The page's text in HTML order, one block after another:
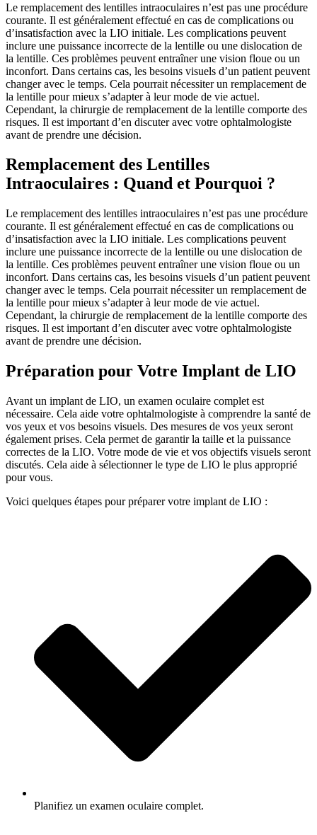
Le remplacement des lentilles intraoculaires n’est pas une procédure
courante. Il est généralement effectué en cas de complications ou
d’insatisfaction avec la LIO initiale. Les complications peuvent
inclure une puissance incorrecte de la lentille ou une dislocation de
la lentille. Ces problèmes peuvent entraîner une vision floue ou un
inconfort. Dans certains cas, les besoins visuels d’un patient peuvent
changer avec le temps. Cela pourrait nécessiter un remplacement de
la lentille pour mieux s’adapter à leur mode de vie actuel.
Cependant, la chirurgie de remplacement de la lentille comporte des
risques. Il est important d’en discuter avec votre ophtalmologiste
avant de prendre une décision.
Remplacement des Lentilles
Intraoculaires : Quand et Pourquoi ?
Le remplacement des lentilles intraoculaires n’est pas une procédure
courante. Il est généralement effectué en cas de complications ou
d’insatisfaction avec la LIO initiale. Les complications peuvent
inclure une puissance incorrecte de la lentille ou une dislocation de
la lentille. Ces problèmes peuvent entraîner une vision floue ou un
inconfort. Dans certains cas, les besoins visuels d’un patient peuvent
changer avec le temps. Cela pourrait nécessiter un remplacement de
la lentille pour mieux s’adapter à leur mode de vie actuel.
Cependant, la chirurgie de remplacement de la lentille comporte des
risques. Il est important d’en discuter avec votre ophtalmologiste
avant de prendre une décision.
Préparation pour Votre Implant de LIO
Avant un implant de LIO, un examen oculaire complet est
nécessaire. Cela aide votre ophtalmologiste à comprendre la santé de
vos yeux et vos besoins visuels. Des mesures de vos yeux seront
également prises. Cela permet de garantir la taille et la puissance
correctes de la LIO. Votre mode de vie et vos objectifs visuels seront
discutés. Cela aide à sélectionner le type de LIO le plus approprié
pour vous.
Voici quelques étapes pour préparer votre implant de LIO :
Planifiez un examen oculaire complet.